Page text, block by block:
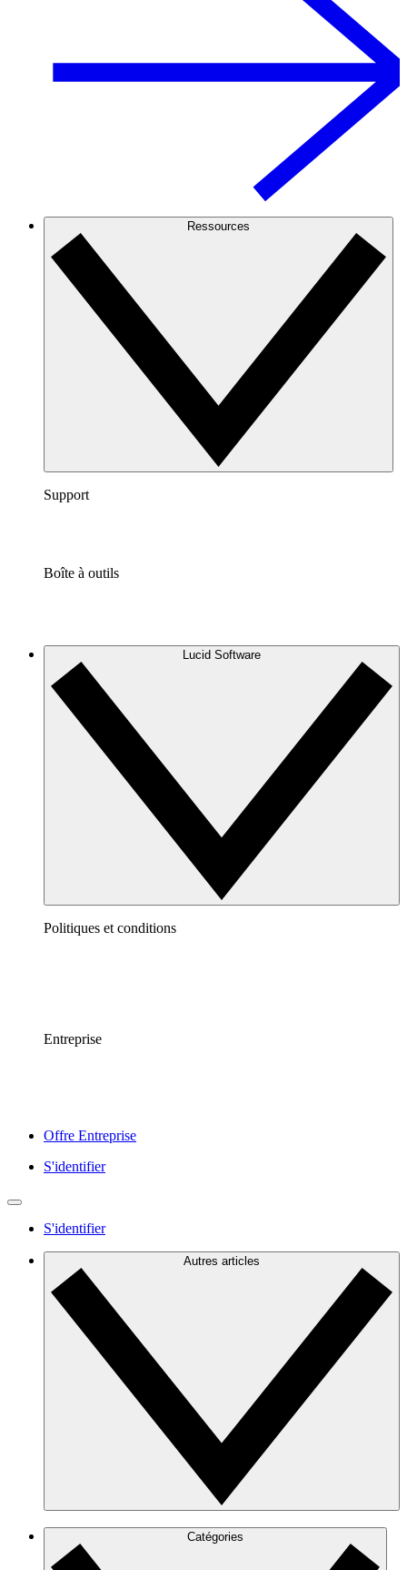
Ressources
Support
Boîte à outils
Lucid Software
Politiques et conditions
Entreprise
Offre Entreprise
S'identifier
S'identifier
Autres articles
Catégories